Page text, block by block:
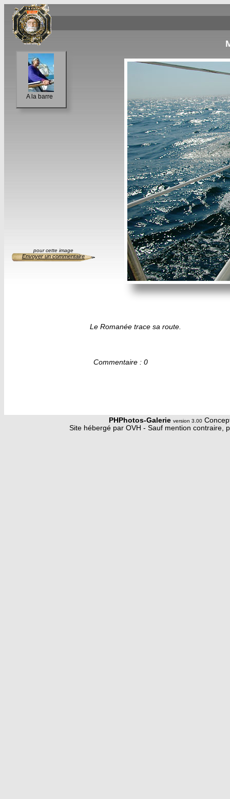
A la barre
pour cette image
Envoyer un commentaire
Le Romanée trace sa route.
Commentaire : 0
PHPhotos-Galerie version 3.00
Site hébergé par OVH - Sauf mention contraire,